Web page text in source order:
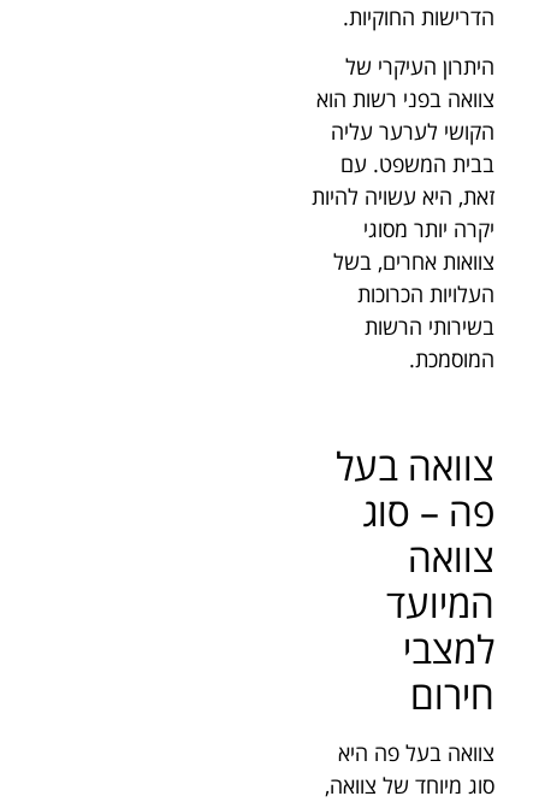
הדרישות החוקיות.
היתרון העיקרי של
צוואה בפני רשות הוא
הקושי לערער עליה
בבית המשפט. עם
זאת, היא עשויה להיות
יקרה יותר מסוגי
צוואות אחרים, בשל
העלויות הכרוכות
בשירותי הרשות
המוסמכת.
צוואה בעל
פה – סוג
צוואה
המיועד
למצבי
חירום
צוואה בעל פה היא
סוג מיוחד של צוואה,